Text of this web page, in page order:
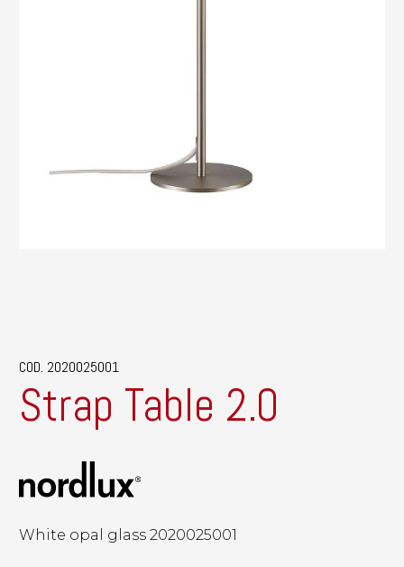
COD. 2020025001
Strap Table 2.0
White opal glass 2020025001